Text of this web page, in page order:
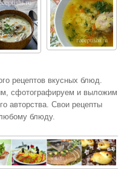
рецептов вкусных блюд.
сфотографируем и выложим
авторства. Свои рецепты
блюду.